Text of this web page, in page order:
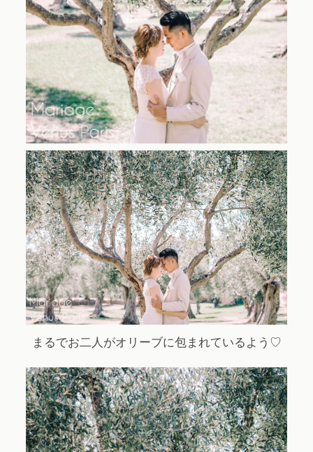
まるでお二人がオリーブに包まれているよう♡